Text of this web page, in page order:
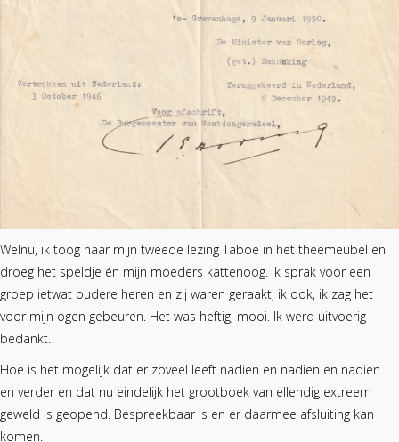
Welnu, ik toog naar mijn tweede lezing Taboe in het theemeubel en
droeg het speldje én mijn moeders kattenoog. Ik sprak voor een
groep ietwat oudere heren en zij waren geraakt, ik ook, ik zag het
voor mijn ogen gebeuren. Het was heftig, mooi. Ik werd uitvoerig
bedankt.
Hoe is het mogelijk dat er zoveel leeft nadien en nadien en nadien
en verder en dat nu eindelijk het grootboek van ellendig extreem
geweld is geopend. Bespreekbaar is en er daarmee afsluiting kan
komen.